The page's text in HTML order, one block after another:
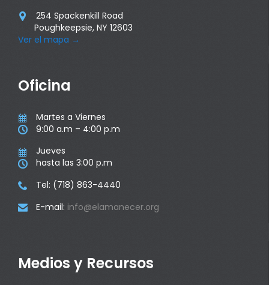

254 Spackenkill Road
Poughkeepsie, NY 12603
Ver el mapa →
Oficina
 Martes a Viernes
 9:00 a.m – 4:00 p.m
 Jueves
 hasta las 3:00 p.m
 Tel: (718) 863-4440
 E-mail: info@elamanecer.org
Medios y Recursos